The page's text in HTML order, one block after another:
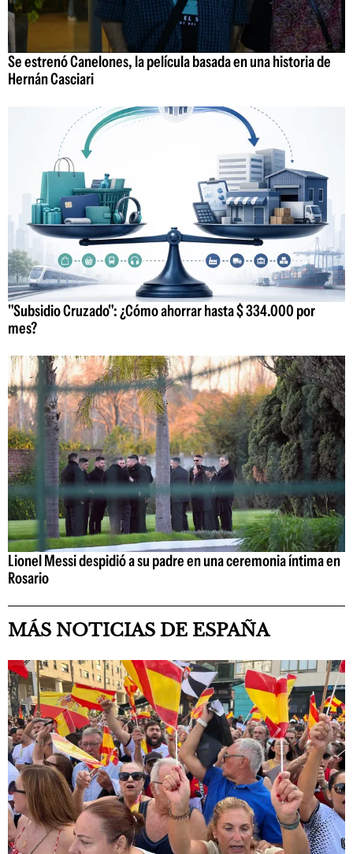
Se estrenó Canelones, la película basada en una historia de
Hernán Casciari
"Subsidio Cruzado": ¿Cómo ahorrar hasta $ 334.000 por
mes?
Lionel Messi despidió a su padre en una ceremonia íntima en
Rosario
MÁS NOTICIAS DE ESPAÑA